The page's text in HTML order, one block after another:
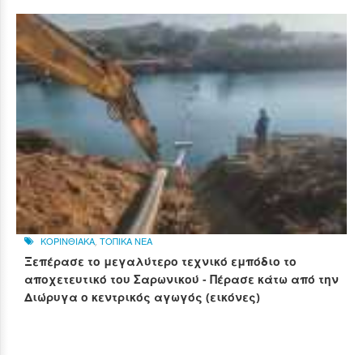
ΚΟΡΙΝΘΙΑΚΑ, ΤΟΠΙΚΑ ΝΕΑ
Ξεπέρασε το μεγαλύτερο τεχνικό εμπόδιο το
αποχετευτικό του Σαρωνικού - Πέρασε κάτω από την
Διώρυγα ο κεντρικός αγωγός (εικόνες)